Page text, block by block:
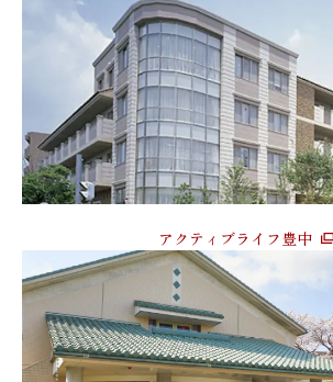
アクティブライフ豊中